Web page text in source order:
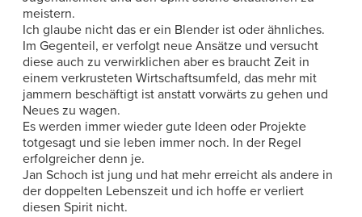
meistern.
Ich glaube nicht das er ein Blender ist oder ähnliches.
Im Gegenteil, er verfolgt neue Ansätze und versucht
diese auch zu verwirklichen aber es braucht Zeit in
einem verkrusteten Wirtschaftsumfeld, das mehr mit
jammern beschäftigt ist anstatt vorwärts zu gehen und
Neues zu wagen.
Es werden immer wieder gute Ideen oder Projekte
totgesagt und sie leben immer noch. In der Regel
erfolgreicher denn je.
Jan Schoch ist jung und hat mehr erreicht als andere in
der doppelten Lebenszeit und ich hoffe er verliert
diesen Spirit nicht.